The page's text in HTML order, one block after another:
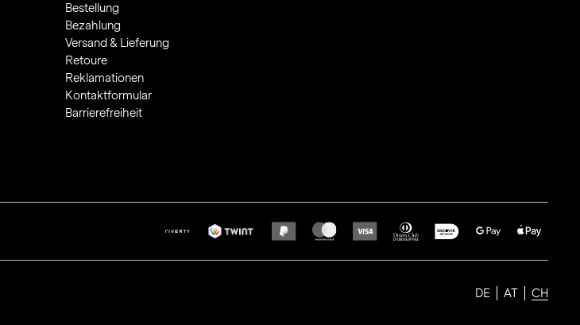
Bestellung
Bezahlung
Versand & Lieferung
Retoure
Reklamationen
Kontaktformular
Barrierefreiheit
DE AT CH